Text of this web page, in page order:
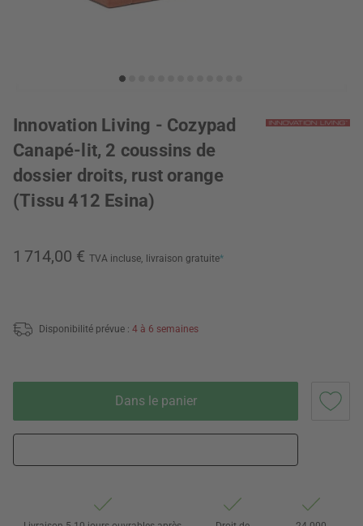
Innovation Living - Cozypad
Canapé-lit, 2 coussins de
dossier droits, rust orange
(Tissu 412 Esina)
1 714,00 € TVA incluse, livraison gratuite*
Disponibilité prévue : 4 à 6 semaines
Dans le panier